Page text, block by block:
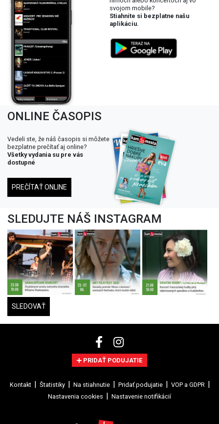
svojom mobile?
Stiahnite si bezplatne našu
aplikáciu.
ONLINE ČASOPIS
Vedeli ste, že náš časopis si môžete
bezplatne prečítať aj online?
Všetky vydania su pre vás
dostupné
PREČÍTAŤ ONLINE
SLEDUJTE NÁŠ INSTAGRAM
SLEDOVAŤ
PRIDAŤ PODUJATIE
Kontakt Štatistiky Na stiahnutie Pridať podujatie
VOP a GDPR
Nastavenia cookies
Nastavenie notifikácií